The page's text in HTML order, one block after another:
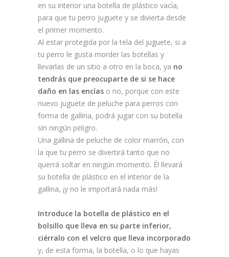
en su interior una botella de plástico vacía,
para que tu perro juguete y se divierta desde
el primer momento.
Al estar protegida por la tela del juguete, si a
tu perro le gusta morder las botellas y
llevarlas de un sitio a otro en la boca, ya no
tendrás que preocuparte de si se hace
daño en las encías o no, porque con este
nuevo juguete de peluche para perros con
forma de gallina, podrá jugar con su botella
sin ningún peligro.
Una gallina de peluche de color marrón, con
la que tu perro se divertirá tanto que no
querrá soltar en ningún momento. Él llevará
su botella de plástico en el interior de la
gallina, ¡y no le importará nada más!
Introduce la botella de plástico en el
bolsillo que lleva en su parte inferior,
ciérralo con el velcro que lleva incorporado
y, de esta forma, la botella, o lo que hayas